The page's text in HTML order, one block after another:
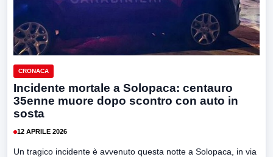
CRONACA
Incidente mortale a Solopaca: centauro
35enne muore dopo scontro con auto in
sosta
12 APRILE 2026
Un tragico incidente è avvenuto questa notte a Solopaca, in via